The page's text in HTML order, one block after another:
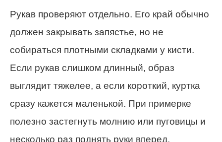
Рукав проверяют отдельно. Его край обычно
должен закрывать запястье, но не
собираться плотными складками у кисти.
Если рукав слишком длинный, образ
выглядит тяжелее, а если короткий, куртка
сразу кажется маленькой. При примерке
полезно застегнуть молнию или пуговицы и
несколько раз поднять руки вперед.